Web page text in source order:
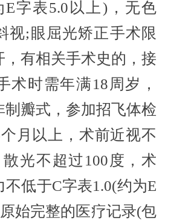
E字表5.0以上)，无色
视;眼屈光矫正手术限
，有相关手术史的，接
术时需年满18周岁，
制瓣式，参加招飞体检
月以上，术前近视不
光不超过100度，术
不低于C字表1.0(约为E
始完整的医疗记录(包